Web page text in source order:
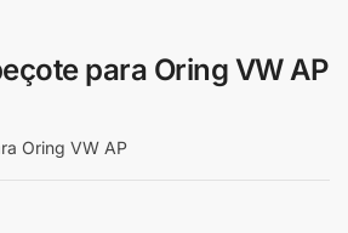
para Oring VW AP
Oring VW AP